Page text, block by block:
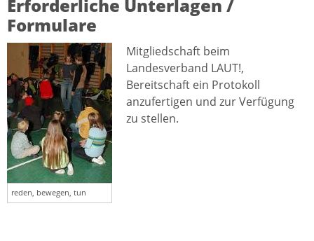
Erforderliche Unterlagen /
Formulare
reden, bewegen, tun
Mitgliedschaft beim
Landesverband LAUT!,
Bereitschaft ein Protokoll
anzufertigen und zur Verfügung
zu stellen.